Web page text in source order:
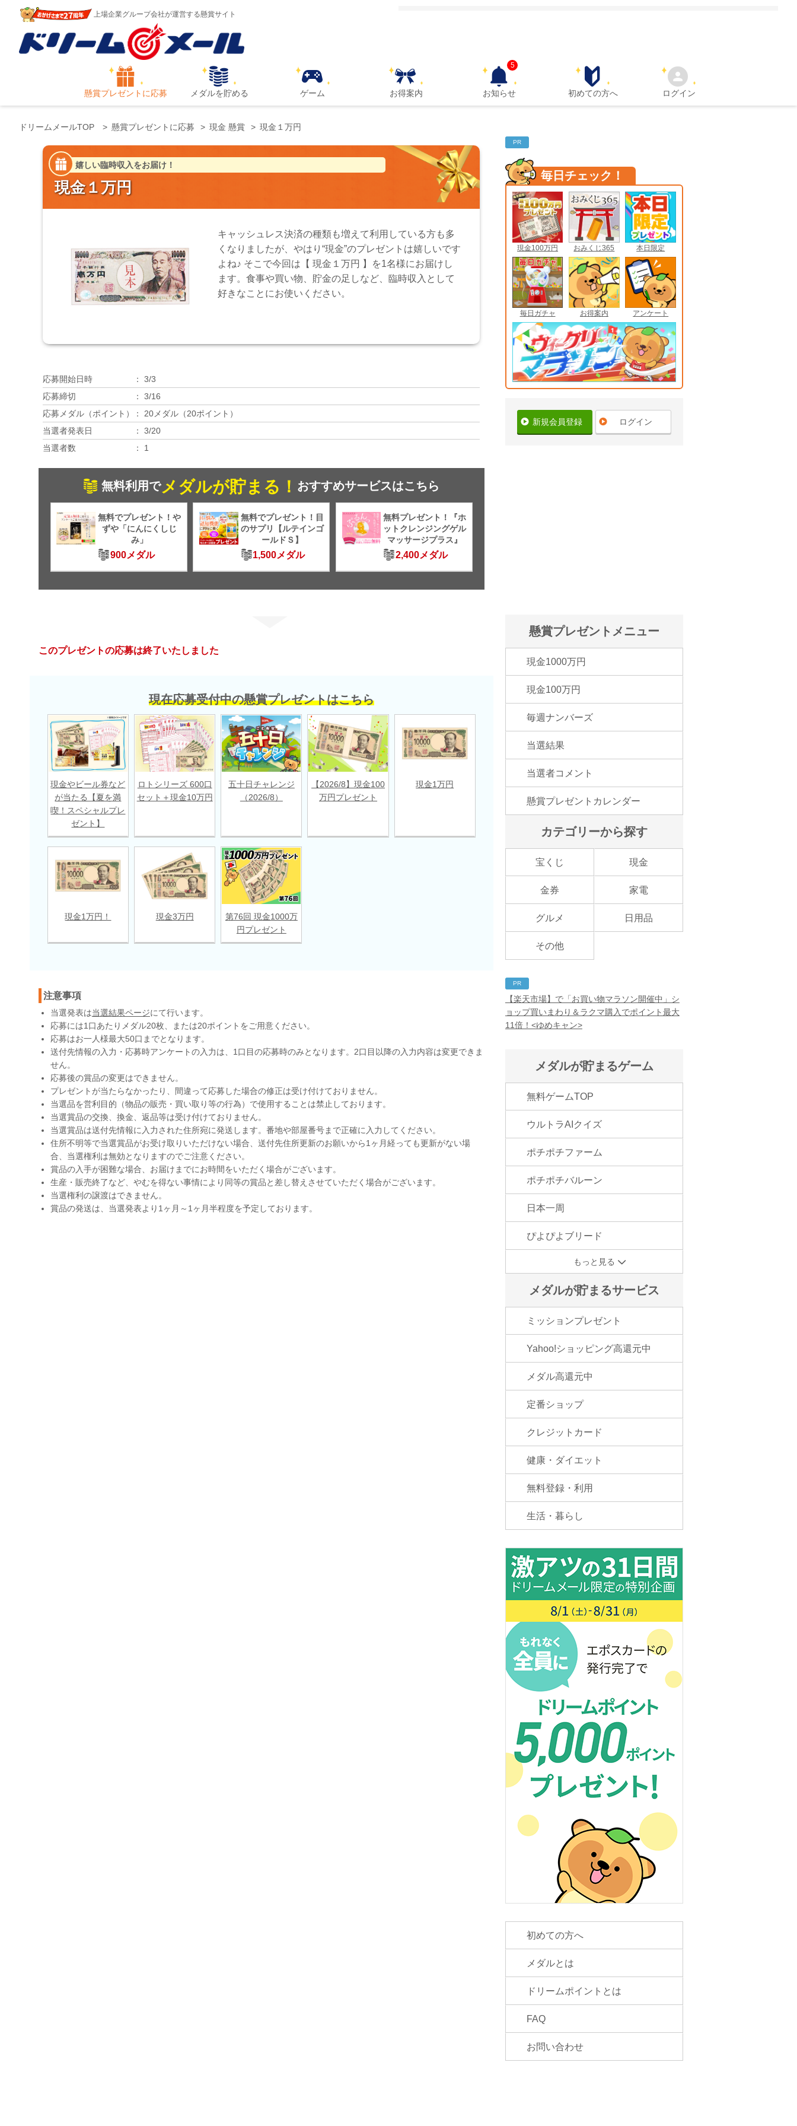
上場企業グループ会社が運営する懸賞サイト
懸賞プレゼントに応募 メダルを貯める ゲーム お得案内 お知らせ
5
初めての方へ ログイン
ドリームメールTOP 懸賞プレゼントに応募 現金 懸賞 現金１万円
嬉しい臨時収入をお届け！
現金１万円
キャッシュレス決済の種類も増えて利用している方も多
くなりましたが、やはり“現金”のプレゼントは嬉しいです
よね♪ そこで今回は【 現金１万円 】を1名様にお届けし
ます。食事や買い物、貯金の足しなど、臨時収入として
好きなことにお使いください。
応募開始日時
3/3
応募締切
3/16
応募メダル（ポイント）
20メダル（20ポイント）
当選者発表日
3/20
当選者数
1
無料利用でメダルが貯まる！ おすすめサービスはこちら
無料でプレゼント！や
ずや「にんにくしじ
み」
900メダル
無料でプレゼント！目
のサプリ【ルテインゴ
ールドＳ】
1,500メダル
無料プレゼント！『ホ
ットクレンジングゲル
マッサージプラス』
2,400メダル
このプレゼントの応募は終了いたしました
現在応募受付中の懸賞プレゼントはこちら
現金やビール券など
が当たる【夏を満
喫！スペシャルプレ
ゼント】
ロトシリーズ 600口
セット＋現金10万円
五十日チャレンジ
（2026/8）
【2026/8】現金100
万円プレゼント
現金1万円
現金1万円！ 現金3万円
第76回 現金1000万
円プレゼント
注意事項
当選発表は当選結果ページにて行います。
応募には1口あたりメダル20枚、または20ポイントをご用意ください。
応募はお一人様最大50口までとなります。
送付先情報の入力・応募時アンケートの入力は、1口目の応募時のみとなります。2口目以降の入力内容は変更できま
せん。
応募後の賞品の変更はできません。
プレゼントが当たらなかったり、間違って応募した場合の修正は受け付けておりません。
当選品を営利目的（物品の販売・買い取り等の行為）で使用することは禁止しております。
当選賞品の交換、換金、返品等は受け付けておりません。
当選賞品は送付先情報に入力された住所宛に発送します。番地や部屋番号まで正確に入力してください。
住所不明等で当選賞品がお受け取りいただけない場合、送付先住所更新のお願いから1ヶ月経っても更新がない場
合、当選権利は無効となりますのでご注意ください。
賞品の入手が困難な場合、お届けまでにお時間をいただく場合がございます。
生産・販売終了など、やむを得ない事情により同等の賞品と差し替えさせていただく場合がございます。
当選権利の譲渡はできません。
賞品の発送は、当選発表より1ヶ月～1ヶ月半程度を予定しております。
PR
毎日チェック！
現金100万円 おみくじ365 本日限定
毎日ガチャ お得案内 アンケート
新規会員登録 ログイン
懸賞プレゼントメニュー
現金1000万円
現金100万円
毎週ナンバーズ
当選結果
当選者コメント
懸賞プレゼントカレンダー
カテゴリーから探す
宝くじ 現金
金券 家電
グルメ 日用品
その他
PR
【楽天市場】で「お買い物マラソン開催中」シ
ョップ買いまわり＆ラクマ購入でポイント最大
11倍！<ゆめキャン>
メダルが貯まるゲーム
無料ゲームTOP
ウルトラAIクイズ
ポチポチファーム
ポチポチバルーン
日本一周
ぴよぴよブリード
もっと見る
メダルが貯まるサービス
ミッションプレゼント
Yahoo!ショッピング高還元中
メダル高還元中
定番ショップ
クレジットカード
健康・ダイエット
無料登録・利用
生活・暮らし
初めての方へ
メダルとは
ドリームポイントとは
FAQ
お問い合わせ